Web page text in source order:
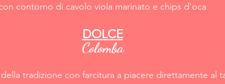
contorno di cavolo viola marinato e chips d'oca
DOLCE
Colomba
tradizione con farcitura a piacere direttamente al